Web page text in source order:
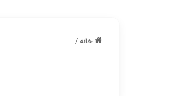
خانه/